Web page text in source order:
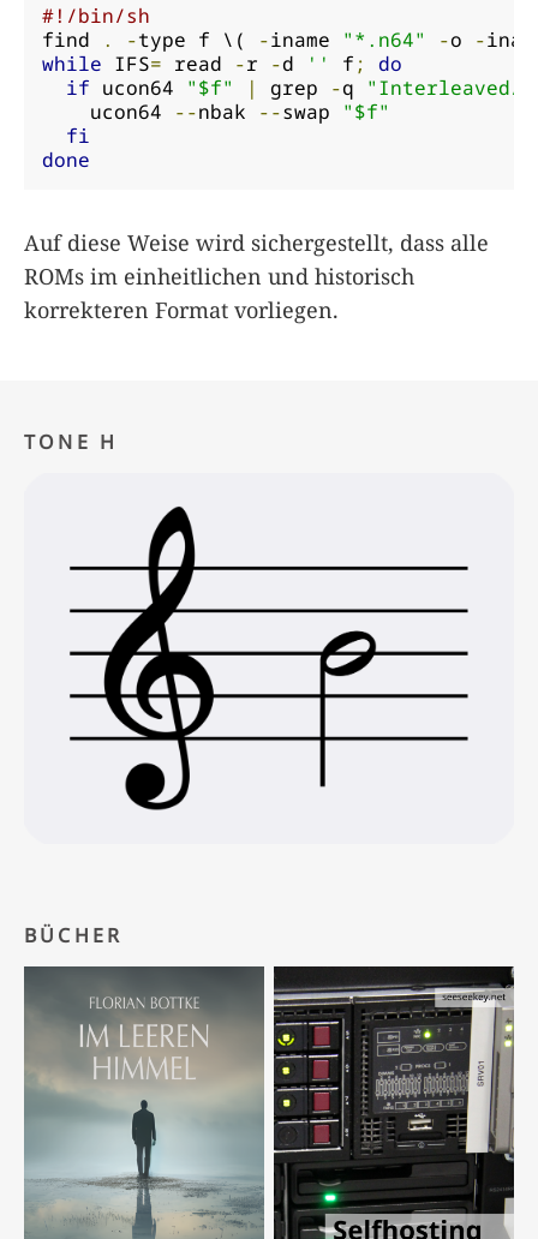
#!/bin/sh
find
. -type f \( -iname "*.n64" -o -
while IFS= read -r -d '' f ; do
if ucon64 "$f" | grep -q "Interleaved/
    ucon64
--nbak --swap "$f"
fi
done
Auf diese Weise wird sichergestellt, dass alle
ROMs im einheitlichen und historisch
korrekteren Format vorliegen.
TONE H
BÜCHER